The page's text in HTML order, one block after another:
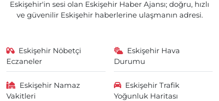
Eskişehir'in sesi olan Eskişehir Haber Ajansı; doğru, hızlı
ve güvenilir Eskişehir haberlerine ulaşmanın adresi.
Eskişehir Nöbetçi
Eczaneler
Eskişehir Hava
Durumu
Eskişehir Namaz
Vakitleri
Eskişehir Trafik
Yoğunluk Haritası